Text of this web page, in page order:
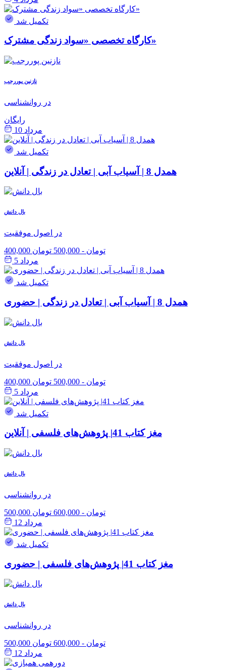
تکمیل شد
کارگاه تخصصی «سواد زندگی مشترک»
نازنین پوررجب
در روانشناسی
رایگان
مرداد 10
تکمیل شد
همدل 8 | آسیاب آبی | تعادل در زندگی | آنلاین
بال دانش
در اصول موفقیت
400,000 تومان - 500,000 تومان
مرداد 5
تکمیل شد
همدل 8 | آسیاب آبی | تعادل در زندگی | حضوری
بال دانش
در اصول موفقیت
400,000 تومان - 500,000 تومان
مرداد 5
تکمیل شد
مغز کتاب 41| پژوهش‌های فلسفی | آنلاین
بال دانش
در روانشناسی
500,000 تومان - 600,000 تومان
مرداد 12
تکمیل شد
مغز کتاب 41| پژوهش‌های فلسفی | حضوری
بال دانش
در روانشناسی
500,000 تومان - 600,000 تومان
مرداد 12